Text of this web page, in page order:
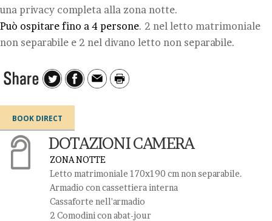
una privacy completa alla zona notte.
Può ospitare fino a 4 persone. 2 nel letto matrimoniale
non separabile e 2 nel divano letto non separabile.
BOOK DIRECT
DOTAZIONI CAMERA
ZONA NOTTE
Letto matrimoniale 170x190 cm non separabile.
Armadio con cassettiera interna
Cassaforte nell'armadio
2 Comodini con abat-jour